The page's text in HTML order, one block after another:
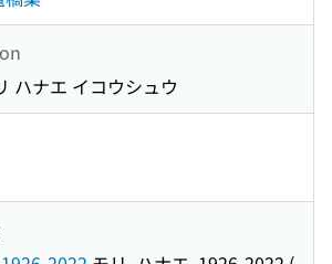
ハナエ イコウシュウ